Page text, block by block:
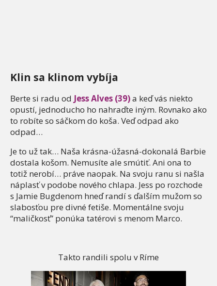
Klin sa klinom vybíja
Berte si radu od Jess Alves (39)a keď vás niekto
opustí, jednoducho ho nahraďte iným. Rovnako ako
to robíte so sáčkom do koša. Veď odpad ako
odpad…
Je to už tak… Naša krásna-úžasná-dokonalá Barbie
dostala košom. Nemusíte ale smútiť. Ani ona to
totiž nerobí… práve naopak. Na svoju ranu si našla
náplasť v podobe nového chlapa. Jess po rozchode
s Jamie Bugdenom hneď randí s ďalším mužom so
slabosťou pre divné fetiše. Momentálne svoju
“maličkosť” ponúka tatérovi s menom Marco.
Takto randili spolu v Ríme